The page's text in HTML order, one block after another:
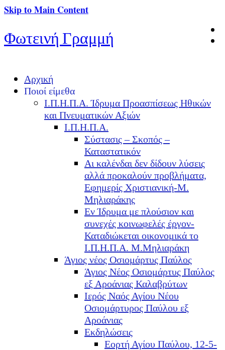
Skip to Main Content
Φωτεινή Γραμμή
Αρχική
Ποιοί είμεθα
Ι.Π.Η.Π.Α. Ίδρυμα Προασπίσεως Ηθικών
και Πνευματικών Αξιών
Ι.Π.Η.Π.Α.
Σύστασις – Σκοπός –
Καταστατικόν
Αι καλένδαι δεν δίδουν λύσεις
αλλά προκαλούν προβλήματα,
Εφημερίς Χριστιανική-Μ.
Μηλιαράκης
Εν Ίδρυμα με πλούσιον και
συνεχές κοινωφελές έργον-
Καταδιώκεται οικονομικά το
Ι.Π.Η.Π.Α. Μ.Μηλιαράκη
Άγιος νέος Οσιομάρτυς Παύλος
Άγιος Νέος Οσιομάρτυς Παύλος
εξ Αροάνιας Καλαβρύτων
Ιερός Ναός Αγίου Νέου
Οσιομάρτυρος Παύλου εξ
Αροάνιας
Εκδηλώσεις
Εορτή Αγίου Παύλου, 12-5-